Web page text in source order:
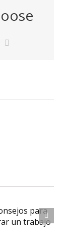
Cómo
escribir
un correo